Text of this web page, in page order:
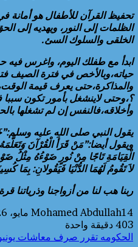
تحفيظ القرآن للأطفال هو أمانة
الظلمات إلى النور، ويهديه إلى
الخلقى والسلوك السئ.
ابدأ مع طفلك اليوم، واغرس فيه
حياته،وبالأخص في فترة الصيف
والمذاكرة،حتى يعرف قيمة
؟،وحتى لاينشغل بأمور تكون
وأخلاقه،فالنفس إن لم تشغلها
يقول النبي صلى الله عليه
ويقول أيضا:”مَنْ قَرَأَ الْقُرْآنَ
الْقِيَامَةِ تَاجًا مِنْ نُورٍ ضَوْءُهُ مِثْلُ
لاَ تَقُومُ لَهُمَا الدُّنْيَا فَيَقُولانِ: بِمَا
ربنا هب لنا من أزواجنا وذرياتنا
Mohamed Abdullah14 مايو، 2026
403 دقيقة واحدة
الحكومه تقرر صرف معاشات يونيو 2026 قبل